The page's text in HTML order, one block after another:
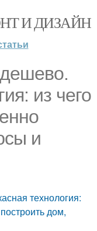
И ДИЗАЙН
из чего
и
технология:
дом,